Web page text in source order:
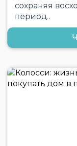
сохраняя
период..